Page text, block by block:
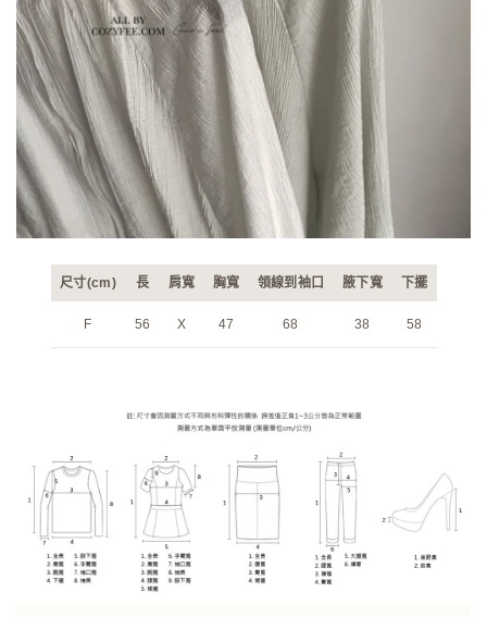
尺寸(cm) 長 肩寬 胸寬 領線到袖口 腋下寬 下擺
F 56 X 47 68 38 58